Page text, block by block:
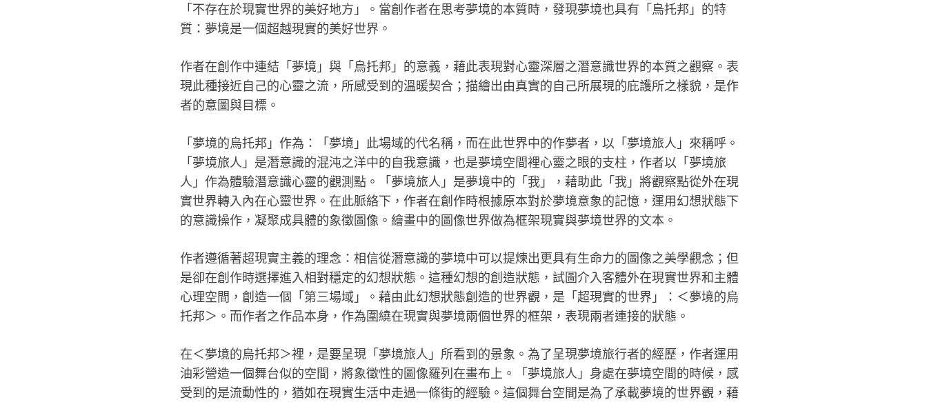
「不存在於現實世界的美好地方」。當創作者在思考夢境的本質時，發現夢境也具有「烏托邦」的特
質：夢境是一個超越現實的美好世界。
作者在創作中連結「夢境」與「烏托邦」的意義，藉此表現對心靈深層之潛意識世界的本質之觀察。表
現此種接近自己的心靈之流，所感受到的溫暖契合；描繪出由真實的自己所展現的庇護所之樣貌，是作
者的意圖與目標。
「夢境的烏托邦」作為：「夢境」此場域的代名稱，而在此世界中的作夢者，以「夢境旅人」來稱呼。
「夢境旅人」是潛意識的混沌之洋中的自我意識，也是夢境空間裡心靈之眼的支柱，作者以「夢境旅
人」作為體驗潛意識心靈的觀測點。「夢境旅人」是夢境中的「我」，藉助此「我」將觀察點從外在現
實世界轉入內在心靈世界。在此脈絡下，作者在創作時根據原本對於夢境意象的記憶，運用幻想狀態下
的意識操作，凝聚成具體的象徵圖像。繪畫中的圖像世界做為框架現實與夢境世界的文本。
作者遵循著超現實主義的理念：相信從潛意識的夢境中可以提煉出更具有生命力的圖像之美學觀念；但
是卻在創作時選擇進入相對穩定的幻想狀態。這種幻想的創造狀態，試圖介入客體外在現實世界和主體
心理空間，創造一個「第三場域」。藉由此幻想狀態創造的世界觀，是「超現實的世界」：＜夢境的烏
托邦＞。而作者之作品本身，作為圍繞在現實與夢境兩個世界的框架，表現兩者連接的狀態。
在＜夢境的烏托邦＞裡，是要呈現「夢境旅人」所看到的景象。為了呈現夢境旅行者的經歷，作者運用
油彩營造一個舞台似的空間，將象徵性的圖像羅列在畫布上。「夢境旅人」身處在夢境空間的時候，感
受到的是流動性的，猶如在現實生活中走過一條街的經驗。這個舞台空間是為了承載夢境的世界觀，藉